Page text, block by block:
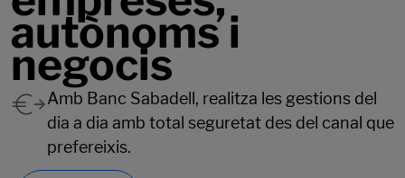
autònoms i
negocis
Amb Banc Sabadell, realitza les gestions del
dia a dia amb total seguretat des del canal que
prefereixis.